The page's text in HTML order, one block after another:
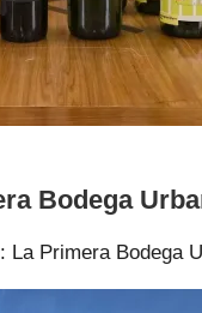
Bodega
La Primera Bodega